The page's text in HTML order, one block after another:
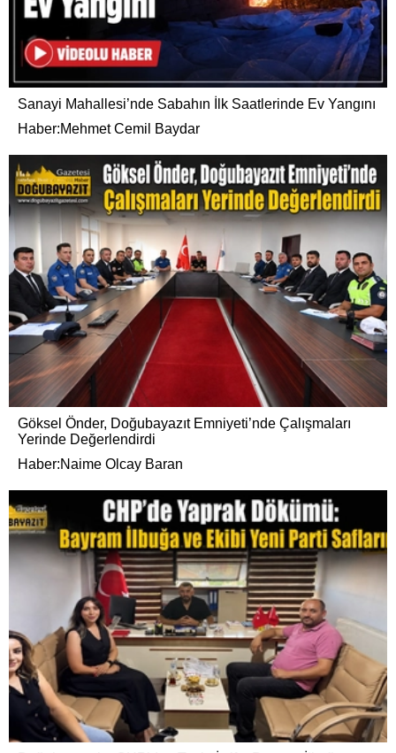
Sanayi Mahallesi’nde Sabahın İlk Saatlerinde Ev Yangını
Haber:Mehmet Cemil Baydar
Göksel Önder, Doğubayazıt Emniyeti’nde Çalışmaları
Yerinde Değerlendirdi
Haber:Naime Olcay Baran